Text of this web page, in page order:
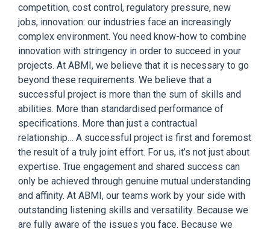
competition, cost control, regulatory pressure, new
jobs, innovation: our industries face an increasingly
complex environment. You need know-how to combine
innovation with stringency in order to succeed in your
projects. At ABMI, we believe that it is necessary to go
beyond these requirements. We believe that a
successful project is more than the sum of skills and
abilities. More than standardised performance of
specifications. More than just a contractual
relationship… A successful project is first and foremost
the result of a truly joint effort. For us, it’s not just about
expertise. True engagement and shared success can
only be achieved through genuine mutual understanding
and affinity. At ABMI, our teams work by your side with
outstanding listening skills and versatility. Because we
are fully aware of the issues you face. Because we